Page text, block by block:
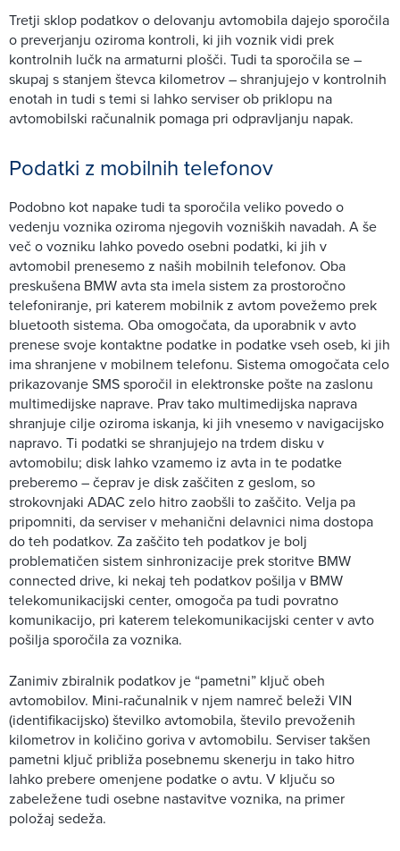
Tretji sklop podatkov o delovanju avtomobila dajejo sporočila
o preverjanju oziroma kontroli, ki jih voznik vidi prek
kontrolnih lučk na armaturni plošči. Tudi ta sporočila se –
skupaj s stanjem števca kilometrov – shranjujejo v kontrolnih
enotah in tudi s temi si lahko serviser ob priklopu na
avtomobilski računalnik pomaga pri odpravljanju napak.
Podatki z mobilnih telefonov
Podobno kot napake tudi ta sporočila veliko povedo o
vedenju voznika oziroma njegovih vozniških navadah. A še
več o vozniku lahko povedo osebni podatki, ki jih v
avtomobil prenesemo z naših mobilnih telefonov. Oba
preskušena BMW avta sta imela sistem za prostoročno
telefoniranje, pri katerem mobilnik z avtom povežemo prek
bluetooth sistema. Oba omogočata, da uporabnik v avto
prenese svoje kontaktne podatke in podatke vseh oseb, ki jih
ima shranjene v mobilnem telefonu. Sistema omogočata celo
prikazovanje SMS sporočil in elektronske pošte na zaslonu
multimedijske naprave. Prav tako multimedijska naprava
shranjuje cilje oziroma iskanja, ki jih vnesemo v navigacijsko
napravo. Ti podatki se shranjujejo na trdem disku v
avtomobilu; disk lahko vzamemo iz avta in te podatke
preberemo – čeprav je disk zaščiten z geslom, so
strokovnjaki ADAC zelo hitro zaobšli to zaščito. Velja pa
pripomniti, da serviser v mehanični delavnici nima dostopa
do teh podatkov. Za zaščito teh podatkov je bolj
problematičen sistem sinhronizacije prek storitve BMW
connected drive, ki nekaj teh podatkov pošilja v BMW
telekomunikacijski center, omogoča pa tudi povratno
komunikacijo, pri katerem telekomunikacijski center v avto
pošilja sporočila za voznika.
Zanimiv zbiralnik podatkov je “pametni” ključ obeh
avtomobilov. Mini-računalnik v njem namreč beleži VIN
(identifikacijsko) številko avtomobila, število prevoženih
kilometrov in količino goriva v avtomobilu. Serviser takšen
pametni ključ približa posebnemu skenerju in tako hitro
lahko prebere omenjene podatke o avtu. V ključu so
zabeležene tudi osebne nastavitve voznika, na primer
položaj sedeža.